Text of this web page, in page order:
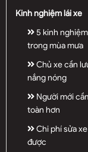
Kinh nghiệm lái xe
5 kinh
trong mùa mưa
Chủ xe cần
nắng nóng
Người mới
toàn hơn
Chi phí sửa
được